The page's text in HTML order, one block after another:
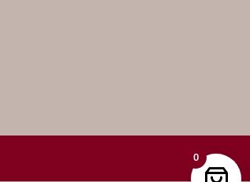
0